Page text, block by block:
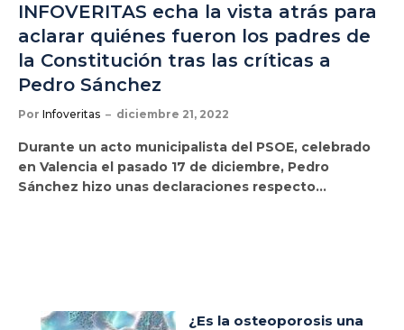
INFOVERITAS echa la vista atrás para
aclarar quiénes fueron los padres de
la Constitución tras las críticas a
Pedro Sánchez
Por Infoveritas diciembre 21, 2022
Durante un acto municipalista del PSOE, celebrado
en Valencia el pasado 17 de diciembre, Pedro
Sánchez hizo unas declaraciones respecto…
¿Es la osteoporosis una